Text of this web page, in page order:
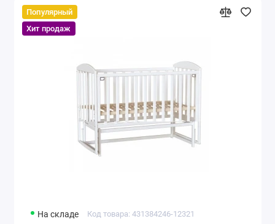
Популярный
Хит продаж
На складе Код товара: 431384246-12321